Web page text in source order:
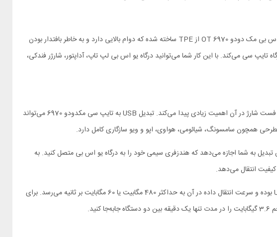
این محصول مک دودو ابعاد بسیار کوچکی داشته و تنها 3 گرم وزن دارد تا بتوانید آن را همه جا با خود ببرید. بدنه تبدیل تایپ سی به یو اس بی مک دودو OT 6970 از TPE ساخته شده که دوام بالایی دارد و به خاطر بافتدار بودن
سی می‌کند. با این کار شما می‌توانید درگاه یو اس بی لپ تاپ، آداپتور، شارژر فندکی،
همانطور که گفتیم یکی از کاربردهای این تبدیل استفاده به همراه ملزومات شارژ مانند آداپتور و پاوربانک است و به همین خاطر پشتیبانی از فست شارژ در آن اهمیت زیادی پیدا می‌کند. تبدیل USB به تایپ سی مکدودو 6970 می‌تواند
این تبدیل به شما اجازه می‌دهد که هندزفری سیمی خود را به درگاه یو اس بی متصل کنید. به
در زمینه انتقال داده هم مبدل تایپ سی به یو اس بی Mcdodo OT6970 عملکرد خوبی از خود نشان می‌دهد. این تبدیل از نوع USB 2.0 بوده و سرعت انتقال داده در آن به حداکثر 480 مگابیت یا 60 مگابایت بر ثانیه می‌رسد. برای